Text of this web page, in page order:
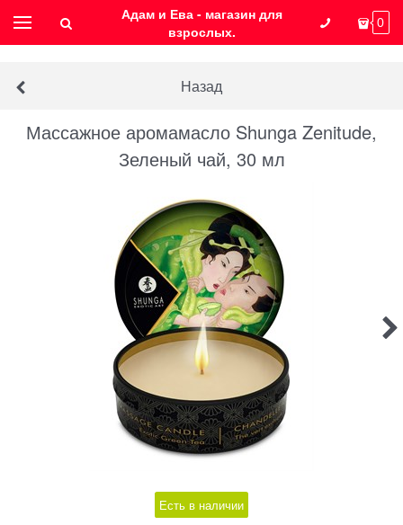
Адам и Ева - магазин для
взрослых.
0
Назад
Массажное аромамасло Shunga Zenitude,
Зеленый чай, 30 мл
Есть в наличии